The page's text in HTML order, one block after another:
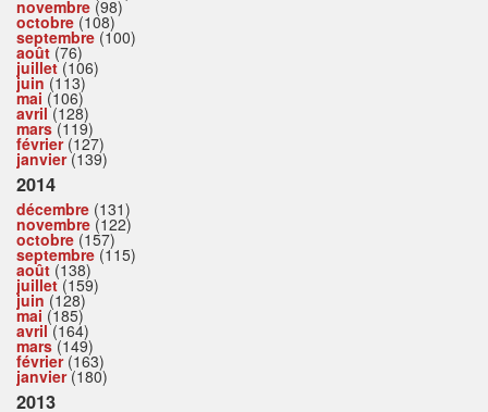
novembre (98)
octobre (108)
septembre (100)
août (76)
juillet(106)
juin (113)
mai (106)
avril(128)
mars(119)
février(127)
janvier(139)
2014
décembre (131)
novembre (122)
octobre (157)
septembre (115)
août (138)
juillet(159)
juin (128)
mai (185)
avril(164)
mars(149)
février(163)
janvier(180)
2013